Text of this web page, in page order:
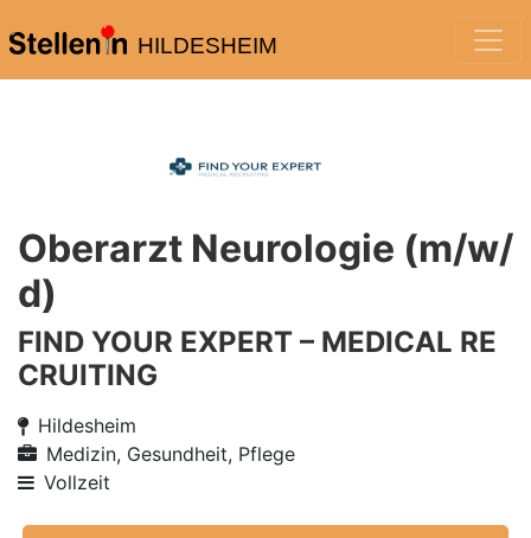
HILDESHEIM
Oberarzt Neurologie (m/w/
d)
FIND YOUR EXPERT – MEDICAL RE
CRUITING
Hildesheim
Medizin, Gesundheit, Pflege
Vollzeit